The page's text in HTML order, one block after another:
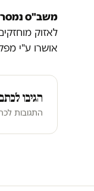
משב"ס
לאזוק
אושרו ע"י
הגיבו
התגובות